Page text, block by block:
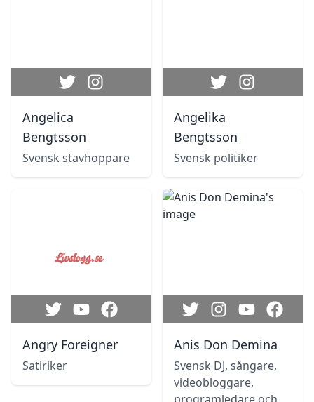
Angelica
Bengtsson
Svensk stavhoppare
Angelika
Bengtsson
Svensk politiker
Angry Foreigner
Satiriker
Anis Don Demina
Svensk DJ, sångare,
videobloggare,